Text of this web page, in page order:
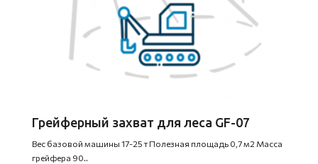
Грейферный захват для леса GF-07
Вес базовой машины 17-25 т Полезная площадь 0,7 м2 Масса
грейфера 90..